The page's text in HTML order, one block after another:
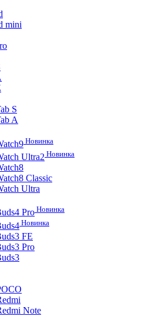
mini
S
A
Новинка
Ultra2 Новинка
Classic
Ultra
Pro Новинка
Новинка
FE
Pro
Note